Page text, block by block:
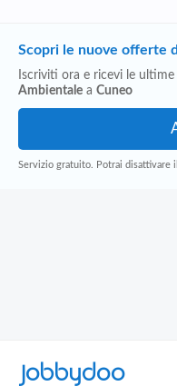
Scopri le nuove offerte
Iscriviti ora e ricevi le
Ambientale a Cuneo
Servizio gratuito. Potrai disattivare
Jobbydoo